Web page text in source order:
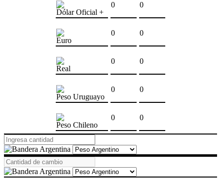
Dólar Oficial +
0 0
Euro
0 0
Real
0 0
Peso Uruguayo
0 0
Peso Chileno
0 0